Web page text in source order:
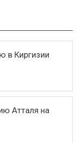
в Киргизии
Атталя на